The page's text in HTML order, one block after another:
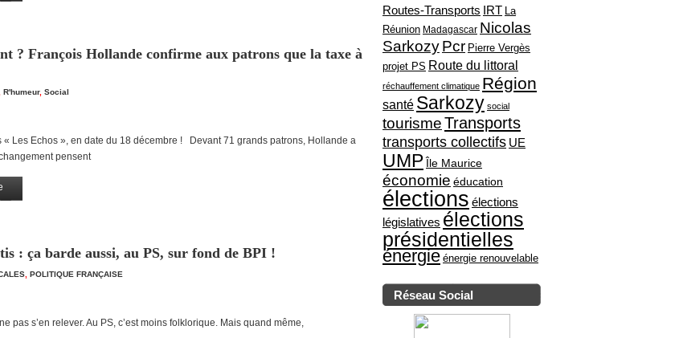
Routes-Transports IRT La
Réunion Madagascar Nicolas
SarkozyPcr Pierre Vergès
projet PS Route du littoral
réchauffement climatique Région
santé Sarkozy social
tourismeTransports
transports collectifs UE
UMP Île Maurice
économie éducation
élections élections
législatives élections
présidentielles
énergie énergie renouvelable
Réseau Social
? François Hollande confirme aux patrons que la taxe à
R'humeur, Social
Les Echos », en date du 18 décembre ! Devant 71 grands patrons, Hollande a
pensent
: ça barde aussi, au PS, sur fond de BPI !
POLITIQUE FRANÇAISE
pas s’en relever. Au PS, c’est moins folklorique. Mais quand même,